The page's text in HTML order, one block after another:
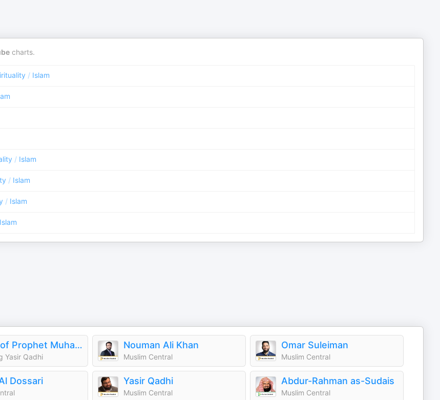
charts.
/ Islam
/ Islam
/ Islam
/ Islam
Islam
Seerah of Prophet Muhammad (sws) - Yasir Qadhi
Yasir Qadhi
Nouman Ali Khan
Muslim Central
Omar Suleiman
Muslim Central
Dossari Yasir Qadhi
Muslim Central
Abdur-Rahman as-Sudais
Muslim Central